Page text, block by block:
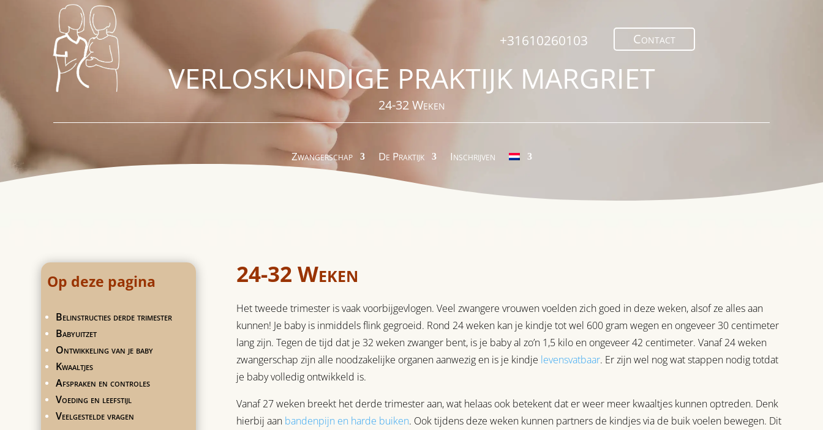
+31610260103 Contact
VERLOSKUNDIGE PRAKTIJK MARGRIET
24-32 Weken
Zwangerschap De Praktijk Inschrijven
Op deze pagina
Belinstructies derde trimester
Babyuitzet
Ontwikkeling van je baby
Kwaaltjes
Afspraken en controles
Voeding en leefstijl
Veelgestelde vragen
24-32 Weken
Het tweede trimester is vaak voorbijgevlogen. Veel zwangere vrouwen voelden zich goed in deze weken, alsof ze alles aan
kunnen! Je baby is inmiddels flink gegroeid. Rond 24 weken kan je kindje tot wel 600 gram wegen en ongeveer 30 centimeter
lang zijn. Tegen de tijd dat je 32 weken zwanger bent, is je baby al zo’n 1,5 kilo en ongeveer 42 centimeter. Vanaf 24 weken
zwangerschap zijn alle noodzakelijke organen aanwezig en is je kindje levensvatbaar. Er zijn wel nog wat stappen nodig totdat
je baby volledig ontwikkeld is.
Vanaf 27 weken breekt het derde trimester aan, wat helaas ook betekent dat er weer meer kwaaltjes kunnen optreden. Denk
hierbij aan bandenpijn en harde buiken. Ook tijdens deze weken kunnen partners de kindjes via de buik voelen bewegen. Dit